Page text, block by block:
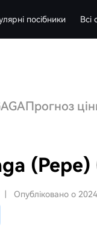
посібники Всі
Прогноз
(Pepe)
Опубліковано о